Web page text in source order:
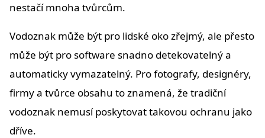
nestačí mnoha tvůrcům.
Vodoznak může být pro lidské oko zřejmý, ale přesto
může být pro software snadno detekovatelný a
automaticky vymazatelný. Pro fotografy, designéry,
firmy a tvůrce obsahu to znamená, že tradiční
vodoznak nemusí poskytovat takovou ochranu jako
dříve.